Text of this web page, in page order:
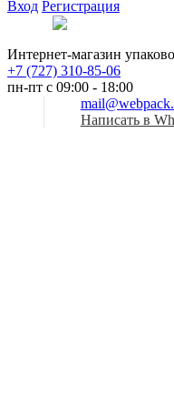
Вход Регистрация
Интернет-магазин
+7 (727) 310-85-06
пн-пт с 09:00 - 18:00
Написать в